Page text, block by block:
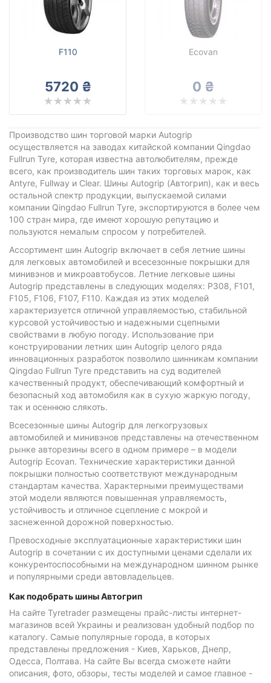
F110
5720 ₴
Ecovan
0 ₴
Производство шин торговой марки Autogrip
осуществляется на заводах китайской компании Qingdao
Fullrun Tyre, которая известна автолюбителям, прежде
всего, как производитель шин таких торговых марок, как
Antyre, Fullway и Clear. Шины Autogrip (Автогрип), как и весь
остальной спектр продукции, выпускаемой силами
компании Qingdao Fullrun Tyre, экспортируются в более чем
100 стран мира, где имеют хорошую репутацию и
пользуются немалым спросом у потребителей.
Ассортимент шин Autogrip включает в себя летние шины
для легковых автомобилей и всесезонные покрышки для
минивэнов и микроавтобусов. Летние легковые шины
Autogrip представлены в следующих моделях: P308, F101,
F105, F106, F107, F110. Каждая из этих моделей
характеризуется отличной управляемостью, стабильной
курсовой устойчивостью и надежными сцепными
свойствами в любую погоду. Использование при
конструировании летних шин Autogrip целого ряда
инновационных разработок позволило шинникам компании
Qingdao Fullrun Tyre представить на суд водителей
качественный продукт, обеспечивающий комфортный и
безопасный ход автомобиля как в сухую жаркую погоду,
так и осеннюю слякоть.
Всесезонные шины Autogrip для легкогрузовых
автомобилей и минивэнов представлены на отечественном
рынке авторезины всего в одном примере – в модели
Autogrip Ecovan. Технические характеристики данной
покрышки полностью соответствуют международным
стандартам качества. Характерными преимуществами
этой модели являются повышенная управляемость,
устойчивость и отличное сцепление с мокрой и
заснеженной дорожной поверхностью.
Превосходные эксплуатационные характеристики шин
Autogrip в сочетании с их доступными ценами сделали их
конкурентоспособными на международном шинном рынке
и популярными среди автовладельцев.
Как подобрать шины Автогрип
На сайте Tyretrader размещены прайс-листы интернет-
магазинов всей Украины и реализован удобный подбор по
каталогу. Самые популярные города, в которых
представлены предложения - Киев, Харьков, Днепр,
Одесса, Полтава. На сайте Вы всегда сможете найти
описания, фото, обзоры, тесты моделей и самое главное -
Все бренды